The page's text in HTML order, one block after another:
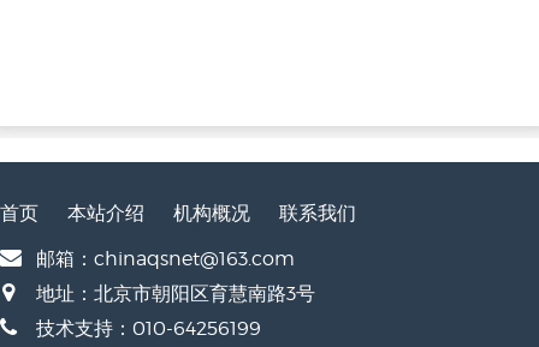
首页 本站介绍 机构概况
联系我们
邮箱：chinaqsnet@163.com
地址：北京市朝阳区育慧南路3号
技术支持：010-64256199